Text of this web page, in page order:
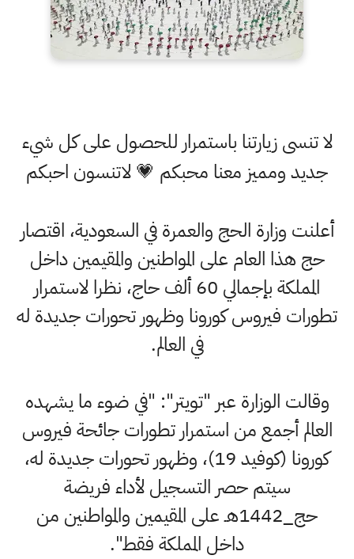
لا تنسى زيارتنا باستمرار للحصول على كل شيء
جديد ومميز معنا محبكم 💗 لاتنسون احبكم
أعلنت وزارة الحج والعمرة في السعودية، اقتصار
حج هذا العام على المواطنين والمقيمين داخل
المملكة بإجمالي 60 ألف حاج، نظرا لاستمرار
تطورات فيروس كورونا وظهور تحورات جديدة له
في العالم.
وقالت الوزارة عبر "تويتر": "في ضوء ما يشهده
العالم أجمع من استمرار تطورات جائحة فيروس
كورونا (كوفيد 19)، وظهور تحورات جديدة له،
سيتم حصر التسجيل لأداء فريضة
حج_1442هـ على المقيمين والمواطنين من
داخل المملكة فقط".